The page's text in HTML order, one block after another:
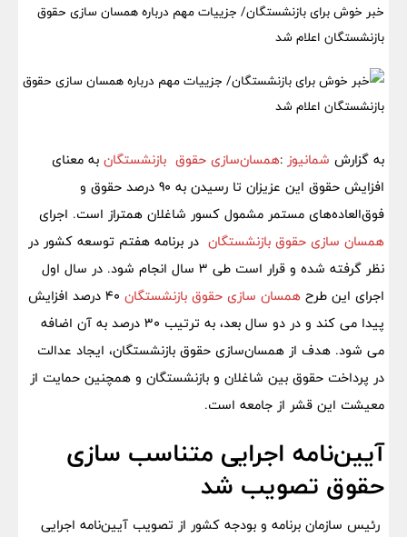
خبر خوش برای بازنشستگان/ جزییات مهم درباره همسان سازی حقوق
بازنشستگان اعلام شد
به گزارش شمانیوز :همسان‌سازی حقوق بازنشستگان به معنای
افزایش حقوق این عزیزان تا رسیدن به 90 درصد حقوق و
فوق‌العاده‌های مستمر مشمول کسور شاغلان همتراز است. اجرای
همسان سازی حقوق بازنشستگان در برنامه هفتم توسعه کشور در
نظر گرفته شده و قرار است طی 3 سال انجام شود. در سال اول
اجرای این طرح همسان سازی حقوق بازنشستگان
40 درصد افزایش
پیدا می کند و در دو سال بعد، به ترتیب 30 درصد به آن اضافه
می شود. هدف از همسان‌سازی حقوق بازنشستگان، ایجاد عدالت
در پرداخت حقوق بین شاغلان و بازنشستگان و همچنین حمایت از
معیشت این قشر از جامعه است.
آیین‌نامه اجرایی متناسب سازی
حقوق تصویب شد
رئیس سازمان برنامه و بودجه کشور از تصویب آیین‌نامه اجرایی